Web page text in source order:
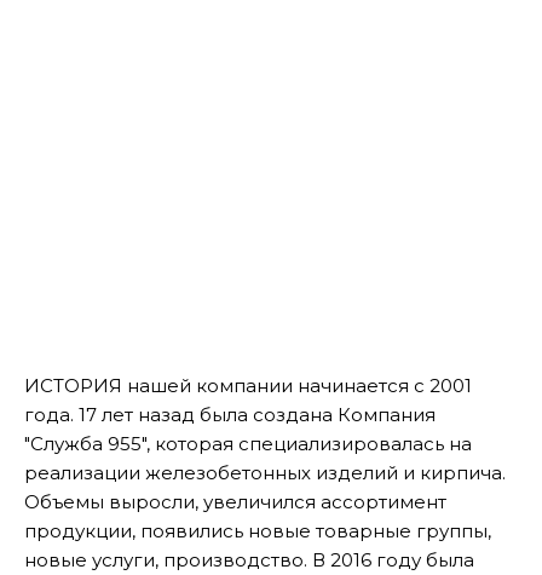
ИСТОРИЯ нашей компании начинается с 2001
года. 17 лет назад была создана Компания
"Служба 955", которая специализировалась на
реализации железобетонных изделий и кирпича.
Oбъемы выросли, увеличился ассортимент
продукции, появились новые товарные группы,
новые услуги, производство. В 2016 году была